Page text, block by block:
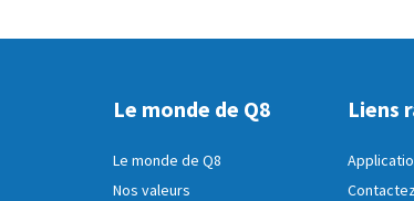
Le monde de Q8
Le monde de Q8
Nos valeurs
Liens